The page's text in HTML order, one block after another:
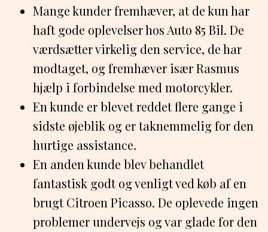
Mange kunder fremhæver, at de kun har
haft gode oplevelser hos Auto 85 Bil. De
værdsætter virkelig den service, de har
modtaget, og fremhæver især Rasmus
hjælp i forbindelse med motorcykler.
En kunde er blevet reddet flere gange i
sidste øjeblik og er taknemmelig for den
hurtige assistance.
En anden kunde blev behandlet
fantastisk godt og venligt ved køb af en
brugt Citroen Picasso. De oplevede ingen
problemer undervejs og var glade for den